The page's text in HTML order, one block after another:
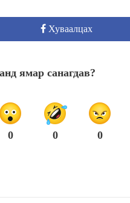
Хуваалцах
ямар санагдав?
0 0 0